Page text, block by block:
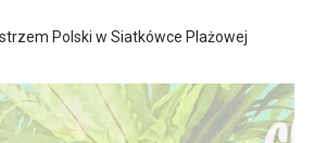
Polski w Siatkówce Plażowej